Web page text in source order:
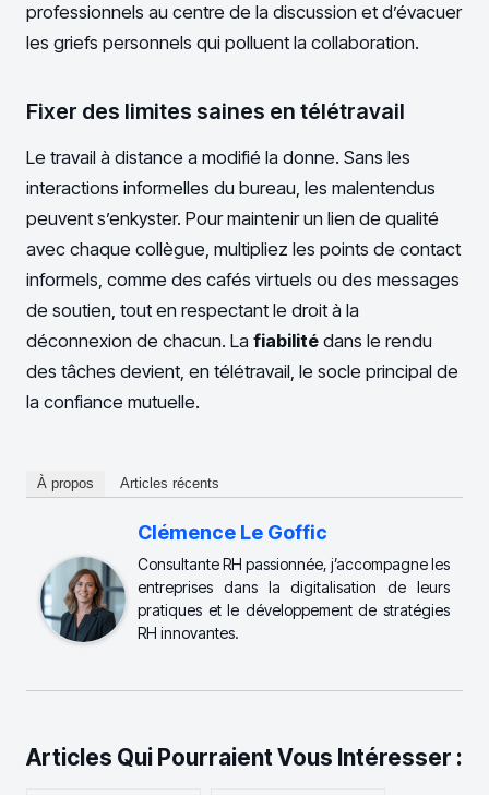
professionnels au centre de la discussion et d’évacuer
les griefs personnels qui polluent la collaboration.
Fixer des limites saines en télétravail
Le travail à distance a modifié la donne. Sans les
interactions informelles du bureau, les malentendus
peuvent s’enkyster. Pour maintenir un lien de qualité
avec chaque collègue, multipliez les points de contact
informels, comme des cafés virtuels ou des messages
de soutien, tout en respectant le droit à la
déconnexion de chacun. La fiabilité dans le rendu
des tâches devient, en télétravail, le socle principal de
la confiance mutuelle.
À propos Articles récents
Clémence Le Goffic
Consultante RH passionnée, j’accompagne les
entreprises dans la digitalisation de leurs
pratiques et le développement de stratégies
RH innovantes.
Articles Qui Pourraient Vous Intéresser :